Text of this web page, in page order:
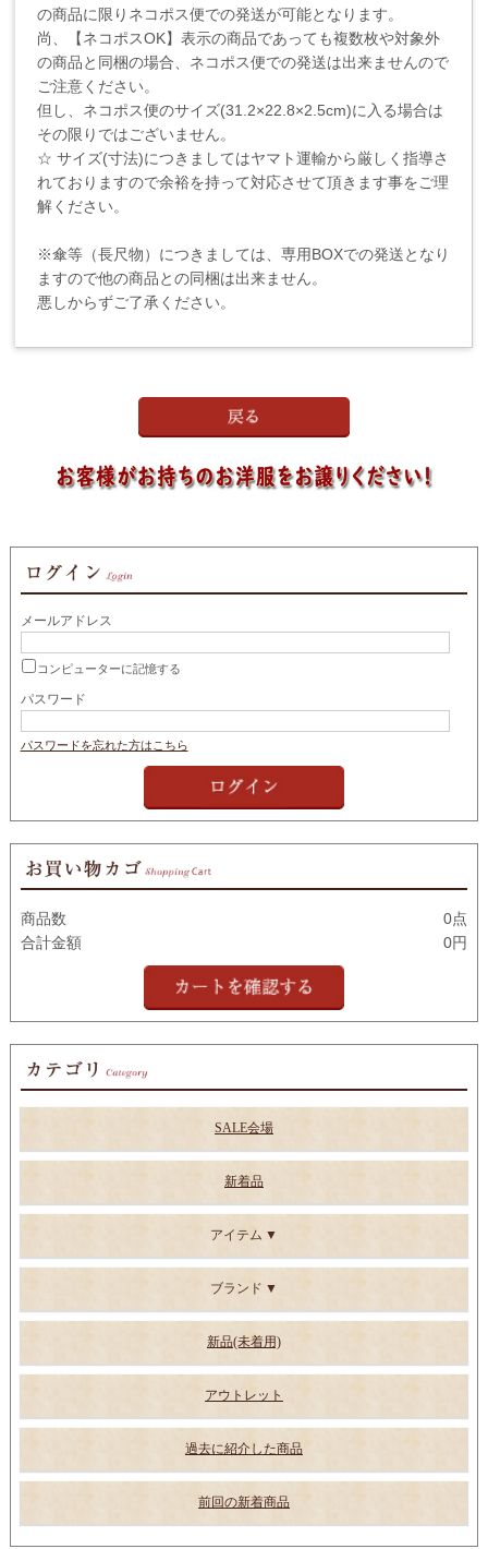
の商品に限りネコポス便での発送が可能となります。
尚、【ネコポスOK】表示の商品であっても複数枚や対象外
の商品と同梱の場合、ネコポス便での発送は出来ませんので
ご注意ください。
但し、ネコポス便のサイズ(31.2×22.8×2.5cm)に入る場合は
その限りではございません。
☆ サイズ(寸法)につきましてはヤマト運輸から厳しく指導さ
れておりますので余裕を持って対応させて頂きます事をご理
解ください。
※傘等（長尺物）につきましては、専用BOXでの発送となり
ますので他の商品との同梱は出来ません。
悪しからずご了承ください。
メールアドレス
コンピューターに記憶する
パスワード
パスワードを忘れた方はこちら
商品数
0点
合計金額
0円
SALE会場
新着品
アイテム
ブランド
新品(未着用)
アウトレット
過去に紹介した商品
前回の新着商品